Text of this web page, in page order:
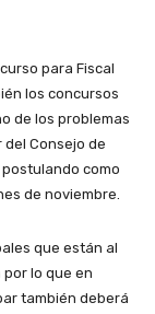
para Fiscal
los concursos
de los problemas
Consejo de
como
de noviembre.
que están al
lo que en
también deberá